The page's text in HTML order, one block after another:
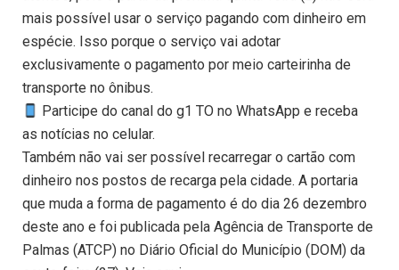
mais possível usar o serviço pagando com dinheiro em
espécie. Isso porque o serviço vai adotar
exclusivamente o pagamento por meio carteirinha de
transporte no ônibus.
Participe do canal do g1 TO no WhatsApp e receba
as notícias no celular.
Também não vai ser possível recarregar o cartão com
dinheiro nos postos de recarga pela cidade. A portaria
que muda a forma de pagamento é do dia 26 dezembro
deste ano e foi publicada pela Agência de Transporte de
Palmas (ATCP) no Diário Oficial do Município (DOM) da